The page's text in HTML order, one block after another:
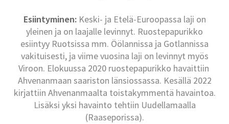
Esiintyminen:Keski- ja Etelä-Euroopassa laji on
yleinen ja on laajalle levinnyt. Ruostepapurikko
esiintyy Ruotsissa mm. Öölannissa ja Gotlannissa
vakituisesti, ja viime vuosina laji on levinnyt myös
Viroon. Elokuussa 2020 ruostepapurikko havaittiin
Ahvenanmaan saariston länsiossassa. Kesällä 2022
kirjattiin Ahvenanmaalta toistakymmentä havaintoa.
Lisäksi yksi havainto tehtiin Uudellamaalla
(Raaseporissa).